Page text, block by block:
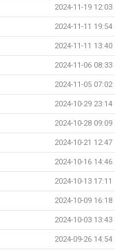
2024-11-19 12:03
2024-11-11 19:54
2024-11-11 13:40
2024-11-06 08:33
2024-11-05 07:02
2024-10-29 23:14
2024-10-28 09:09
2024-10-21 12:47
2024-10-16 14:46
2024-10-13 17:11
2024-10-09 16:18
2024-10-03 13:43
2024-09-26 14:54